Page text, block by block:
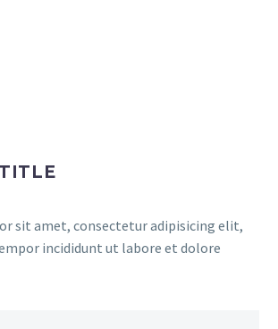
sit amet, consectetur adipisicing elit,
incididunt ut labore et dolore